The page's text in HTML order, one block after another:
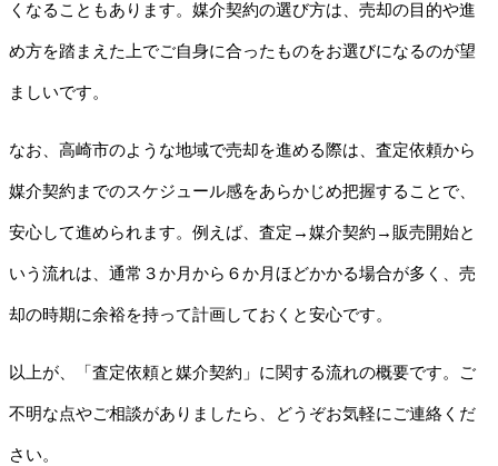
くなることもあります。媒介契約の選び方は、売却の目的や進
め方を踏まえた上でご自身に合ったものをお選びになるのが望
ましいです。
なお、高崎市のような地域で売却を進める際は、査定依頼から
媒介契約までのスケジュール感をあらかじめ把握することで、
安心して進められます。例えば、査定→媒介契約→販売開始と
いう流れは、通常３か月から６か月ほどかかる場合が多く、売
却の時期に余裕を持って計画しておくと安心です。
以上が、「査定依頼と媒介契約」に関する流れの概要です。ご
不明な点やご相談がありましたら、どうぞお気軽にご連絡くだ
さい。